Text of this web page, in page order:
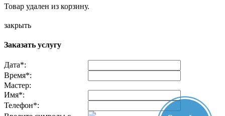
Товар удален из корзину.
закрыть
Заказать услугу
Дата*:
Время*:
Мастер:
Имя*:
Телефон*: